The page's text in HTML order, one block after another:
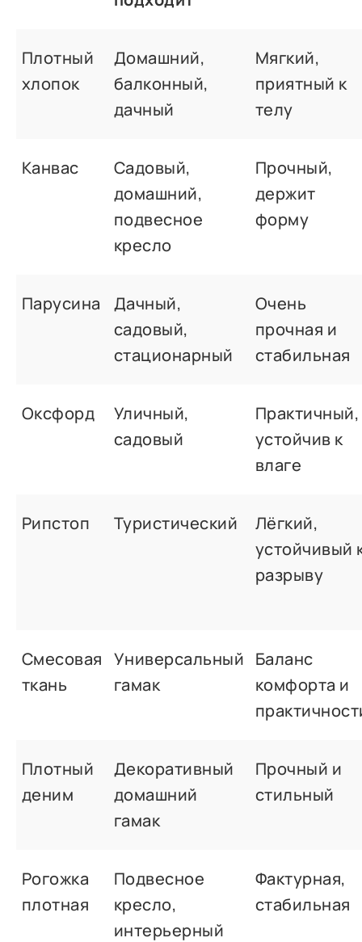
Плотный
хлопок
Домашний,
балконный,
дачный
Мягкий,
приятный к
телу
Канвас
Садовый,
домашний,
подвесное
кресло
Прочный,
держит
форму
Парусина
Дачный,
садовый,
стационарный
Очень
прочная и
стабильная
Оксфорд
Уличный,
садовый
Практичный,
устойчив к
влаге
Рипстоп Туристический
Лёгкий,
устойчивый
разрыву
Смесовая
ткань
Универсальный
гамак
Баланс
комфорта и
Плотный
деним
Декоративный
домашний
гамак
Прочный и
стильный
Рогожка
плотная
Подвесное
кресло,
интерьерный
Фактурная,
стабильная